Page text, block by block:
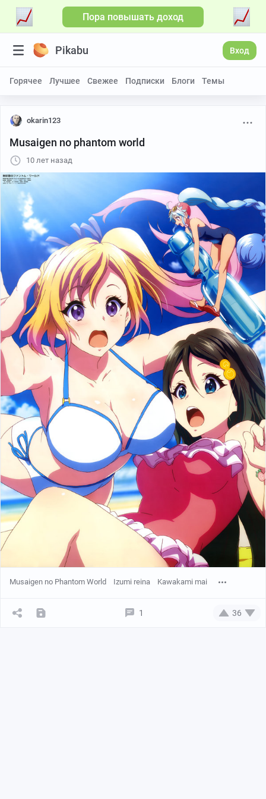
Пора повышать доход
Pikabu Вход
Горячее Лучшее Свежее Подписки Блоги Темы
okarin123
Musaigen no phantom world
10 лет назад
Musaigen no Phantom World Izumi reina Kawakami mai
1 36